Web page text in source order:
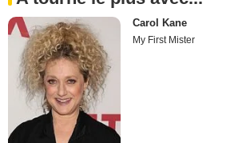
Carol Kane
My First Mister